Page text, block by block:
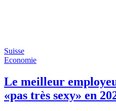
Suisse
Economie
Le meilleur
«pas très sexy» en